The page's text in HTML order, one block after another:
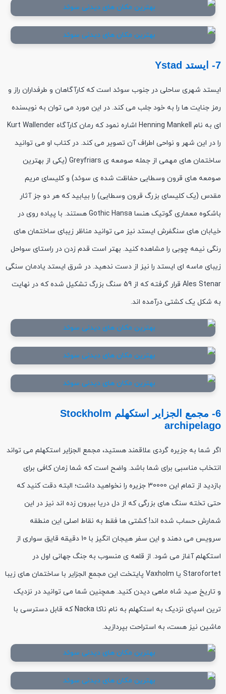
7- ایستد Ystad
ایستد شهری ساحلی در جنوب سوئد است که کارآگاهان و طرفداران راز و
رمز جنایت ها را به خود جلب می کند. در این مورد می توان به نویسنده
ای به نام Henning Mankell اشاره نمود که رمان کارآگاه Kurt Wallender
را در این شهر و نواحی اطراف آن تصویر می کند. در کتاب او می توانید
ساختمان های مهمی از جمله صومعه ی Greyfriars (یکی از بهترین
صومعه های قرون وسطایی حفاظت شده ی سوئد) و کلیسای مریم
مقدس (یک کلیسای بزرگ قرون وسطایی) را بیابید که هر دو جز آثار
باشکوه معماری گوتیک هنسا Gothic Hansa هستند. با پیاده روی در
خیابان های سنگفرش ایستد نیز می توانید مناظر زیبای ساختمان های
رنگی نیمه چوبی را مشاهده کنید. بهتر است قدم زدن در راستای سواحل
زیبای ماسه ای ایستد را نیز از دست ندهید. در شرق ایستد یادمان سنگی
Ales Stenar قرار گرفته که از 59 سنگ بزرگ تشکیل شده که در نهایت
به شکل یک کشتی درآمده اند.
6- مجمع الجزایر استکهلم Stockholm
archipelago
اگر شما به جزیره گردی علاقمند هستید، مجمع الجزایر استکهلم می تواند
انتخاب مناسبی برای شما باشد. واضح است که شما زمان کافی برای
بازدید از تمام این 30000 جزیره را نخواهید داشت؛ البته دقت کنید که
حتی تخته سنگ های بزرگی که از دل دریا بیرون زده اند نیز در این
شمارش حساب شده اند! کشتی ها فقط به نقاط اصلی این منطقه
سرویس می دهند و این سفر هیجان انگیز با 10 دقیقه قایق سواری از
استکهلم آغاز می شود. از قلعه ی منسوب به جنگ جهانی اول در
Starofortet یا Vaxholm پایتخت این مجمع الجزایر با ساختمان های زیبا
و تاریخ صید شاه ماهی دیدن کنید. همچنین شما می توانید در نزدیک
ترین اسپای نزدیک به استکهلم به نام ناکا Nacka که قابل دسترسی با
ماشین نیز هست، به استراحت بپردازید.